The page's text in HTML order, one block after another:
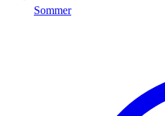
Sommer